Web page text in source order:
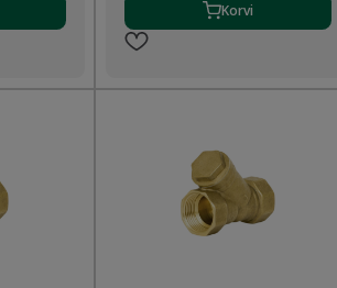
Korvi